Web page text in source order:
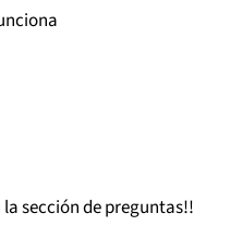
sección de preguntas!!